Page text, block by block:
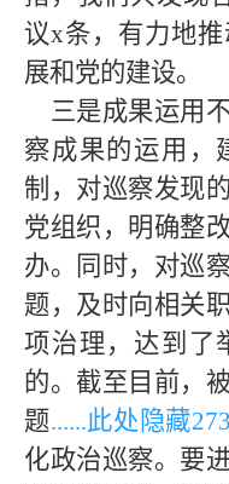
议x条，有力地
展和党的建设。
三是成果运用
察成果的运用，
制，对巡察发现
党组织，明确整
办。同时，对巡
题，及时向相关
项治理，达到了
的。截至目前，
题......此处隐藏
化政治巡察。要